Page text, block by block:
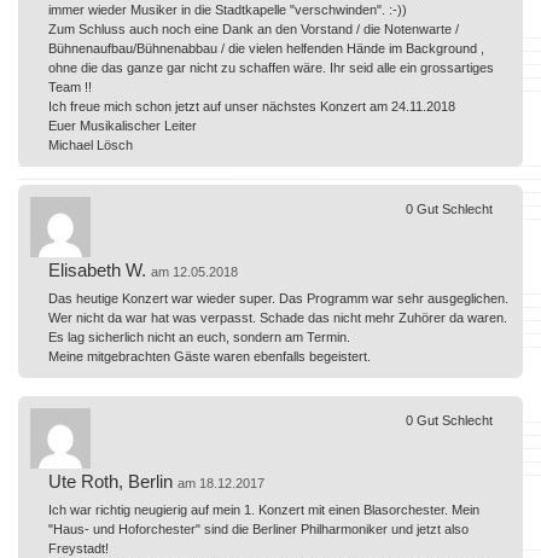
immer wieder Musiker in die Stadtkapelle "verschwinden". :-))
Zum Schluss auch noch eine Dank an den Vorstand / die Notenwarte /
Bühnenaufbau/Bühnenabbau / die vielen helfenden Hände im Background ,
ohne die das ganze gar nicht zu schaffen wäre. Ihr seid alle ein grossartiges
Team !!
Ich freue mich schon jetzt auf unser nächstes Konzert am 24.11.2018
Euer Musikalischer Leiter
Michael Lösch
Elisabeth W. am 12.05.2018
Das heutige Konzert war wieder super. Das Programm war sehr ausgeglichen.
Wer nicht da war hat was verpasst. Schade das nicht mehr Zuhörer da waren.
Es lag sicherlich nicht an euch, sondern am Termin.
Meine mitgebrachten Gäste waren ebenfalls begeistert.
0 Gut Schlecht
Ute Roth, Berlin am 18.12.2017
Ich war richtig neugierig auf mein 1. Konzert mit einen Blasorchester. Mein
"Haus- und Hoforchester" sind die Berliner Philharmoniker und jetzt also
Freystadt!
0 Gut Schlecht